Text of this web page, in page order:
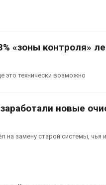
«зоны контроля»
это технически возможно
новые
на замену старой системы, чья